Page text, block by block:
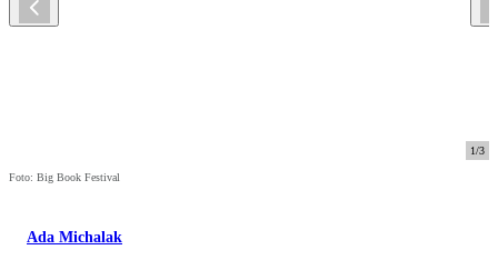
1/3
Foto: Big Book Festival
Ada Michalak